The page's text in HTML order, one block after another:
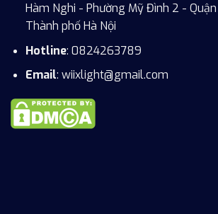
Hàm Nghi - Phường Mỹ Đình 2 -
Thành phố Hà Nội
Hotline: 0824263789
Email: wiixlight@gmail.com